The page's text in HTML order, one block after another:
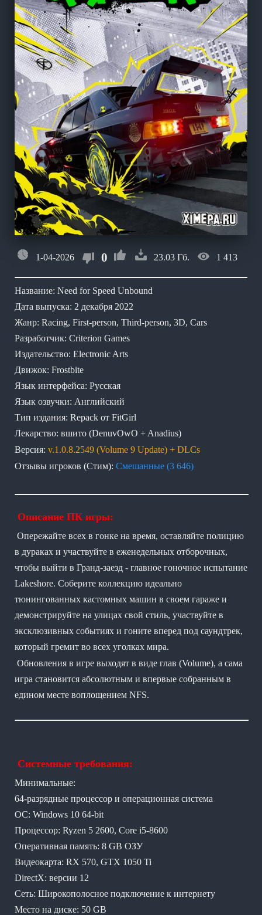
1-04-2026 0 23.03 Гб. 1 413
Название: Need for Speed Unbound
Дата выпуска: 2 декабря 2022
Жанр: Racing, First-person, Third-person, 3D, Cars
Разработчик: Criterion Games
Издательство: Electronic Arts
Движок: Frostbite
Язык интерфейса: Русская
Язык озвучки: Английский
Тип издания: Repack от FitGirl
Лекарство: вшито (DenuvOwO + Anadius)
Версия: v.1.0.8.2549 (Volume 9 Update) + DLCs
Отзывы игроков (Стим): Смешанные (3 646)
Описание ПК игры:
Опережайте всех в гонке на время, оставляйте полицию
в дураках и участвуйте в еженедельных отборочных,
чтобы выйти в Гранд-заезд - главное гоночное испытание
Lakeshore. Соберите коллекцию идеально
тюнингованных кастомных машин в своем гараже и
демонстрируйте на улицах свой стиль, участвуйте в
эксклюзивных событиях и гоните вперед под саундтрек,
который гремит во всех уголках мира.
Обновления в игре выходят в виде глав (Volume), а сама
игра становится абсолютным и впервые собранным в
едином месте воплощением NFS.
Системные требования:
Минимальные:
64-разрядные процессор и операционная система
ОС: Windows 10 64-bit
Процессор: Ryzen 5 2600, Core i5-8600
Оперативная память: 8 GB ОЗУ
Видеокарта: RX 570, GTX 1050 Ti
DirectX: версии 12
Сеть: Широкополосное подключение к интернету
Место на диске: 50 GB